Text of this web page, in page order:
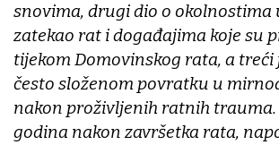
snovima, drugi dio o okolnostima
zatekao rat i događajima koje su
tijekom Domovinskog rata, a treći
često složenom povratku u
nakon proživljenih ratnih trauma.
godina nakon završetka rata,